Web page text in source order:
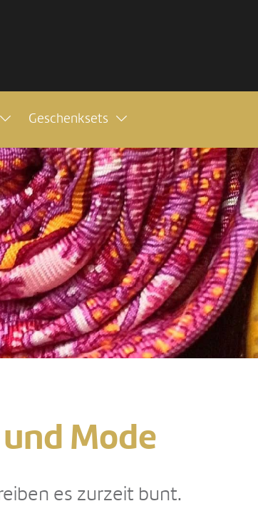
Geschenksets
Mode
es zurzeit bunt.